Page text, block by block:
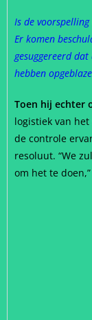
Is de
Er komen
gesuggereerd
hebben
Toen hij echter
logistiek van
de controle
resoluut. “We
om het te